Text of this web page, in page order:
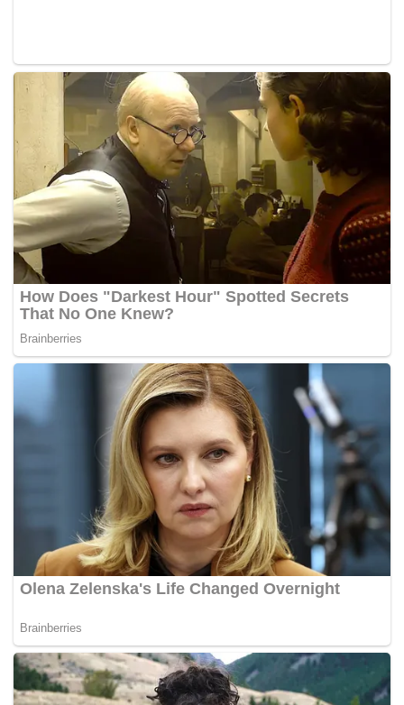
keikhlasannya untuk menginsafi, memperbaiki diri dan
belajar daripada kesilapan.
“Mudah-mudahan Allah SWT membimbing setiap langkah
dan tutur kita semua agar sentiasa berada dalam adab
yang mulia, terpelihara akidah dan berpaut teguh pada
kebenaran yang hakiki,” katanya.
-Harian Metro
Tags: Ahmad Zahid Hamidi